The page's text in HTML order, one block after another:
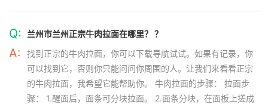
Q: 兰州市兰州正宗牛肉拉面在哪里？ ？
A:
找到正宗的牛肉拉面，你可以下载导航试试。如果有记录，你
可以找到它，否则你只能问问你周围的人。让我们来看看正宗
的牛肉拉面，我希望它能帮助你。 牛肉拉面的步骤： 拉面步
骤： 1.醒面后，面条可分块拉面。 2.面条分块，在面板上搓成